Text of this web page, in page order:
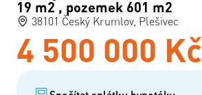
19 m2 , pozemek 601 m2
38101 Český Krumlov, Plešivec
4 500 000 Kč